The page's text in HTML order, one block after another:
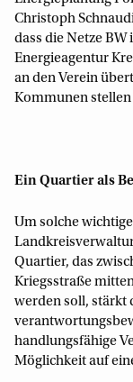
Christoph
dass die Netze
Energieagentur
an den Verein
Kommunen stellen
Ein Quartier als
Um solche
Quartier, das
Kriegsstraße
werden soll, stärkt
handlungsfähige
Möglichkeit auf